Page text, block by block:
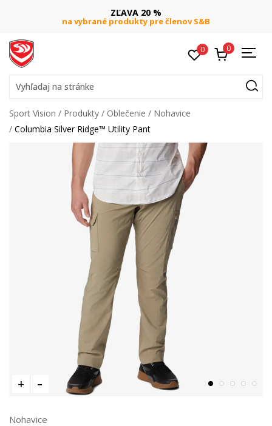
ZĽAVA 20 %
na vybrané produkty pre členov S&B
0 0
Vyhľadaj na stránke
Sport Vision Produkty Oblečenie
Nohavice
Columbia Silver Ridge™ Utility Pant
Nohavice